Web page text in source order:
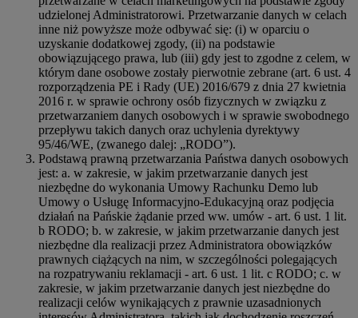
udzielonej Administratorowi. Przetwarzanie danych w celach
inne niż powyższe może odbywać się: (i) w oparciu o
uzyskanie dodatkowej zgody, (ii) na podstawie
obowiązującego prawa, lub (iii) gdy jest to zgodne z celem, w
którym dane osobowe zostały pierwotnie zebrane (art. 6 ust. 4
rozporządzenia PE i Rady (UE) 2016/679 z dnia 27 kwietnia
2016 r. w sprawie ochrony osób fizycznych w związku z
przetwarzaniem danych osobowych i w sprawie swobodnego
przepływu takich danych oraz uchylenia dyrektywy
95/46/WE, (zwanego dalej: „RODO”).
Podstawą prawną przetwarzania Państwa danych osobowych
jest: a. w zakresie, w jakim przetwarzanie danych jest
niezbędne do wykonania Umowy Rachunku Demo lub
Umowy o Usługę Informacyjno-Edukacyjną oraz podjęcia
działań na Pańskie żądanie przed ww. umów - art. 6 ust. 1 lit.
b RODO; b. w zakresie, w jakim przetwarzanie danych jest
niezbędne dla realizacji przez Administratora obowiązków
prawnych ciążących na nim, w szczególności polegających
na rozpatrywaniu reklamacji - art. 6 ust. 1 lit. c RODO; c. w
zakresie, w jakim przetwarzanie danych jest niezbędne do
realizacji celów wynikających z prawnie uzasadnionych